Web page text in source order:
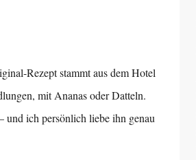
Rezept stammt aus dem Hotel
mit Ananas oder Datteln.
und ich persönlich liebe ihn genau